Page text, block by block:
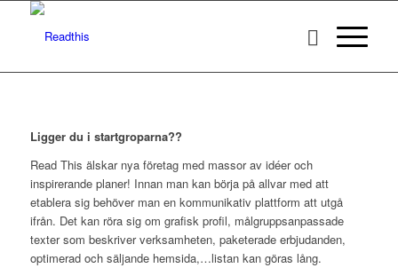
Ligger du i startgroparna??
Read This älskar nya företag med massor av idéer och
inspirerande planer! Innan man kan börja på allvar med att
etablera sig behöver man en kommunikativ plattform att utgå
ifrån. Det kan röra sig om grafisk profil, målgruppsanpassade
texter som beskriver verksamheten, paketerade erbjudanden,
optimerad och säljande hemsida,…listan kan göras lång.